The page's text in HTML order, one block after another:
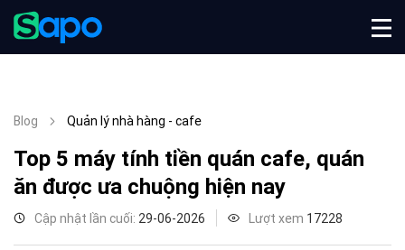
Blog Quản lý nhà hàng - cafe
Top 5 máy tính tiền quán cafe, quán
ăn được ưa chuộng hiện nay
Cập nhật lần cuối: 29-06-2026 Lượt xem 17228